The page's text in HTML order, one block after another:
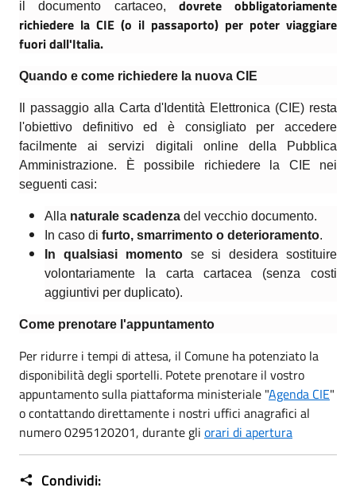
il documento cartaceo, dovrete obbligatoriamente
richiedere la CIE (o il passaporto) per poter viaggiare
fuori dall'Italia.
Quando e come richiedere la nuova CIE
Il passaggio alla Carta d'Identità Elettronica (CIE) resta
l'obiettivo definitivo ed è consigliato per accedere
facilmente ai servizi digitali online della Pubblica
Amministrazione. È possibile richiedere la CIE nei
seguenti casi:
Alla naturale scadenza del vecchio documento.
In caso di furto, smarrimento o deterioramento.
In qualsiasi momentose si desidera sostituire
volontariamente la carta cartacea (senza costi
aggiuntivi per duplicato).
Come prenotare l'appuntamento
Per ridurre i tempi di attesa, il Comune ha potenziato la
disponibilità degli sportelli. Potete prenotare il vostro
appuntamento sulla piattaforma ministeriale "Agenda CIE"
o contattando direttamente i nostri uffici anagrafici al
numero 0295120201, durante gli orari di apertura
Condividi: